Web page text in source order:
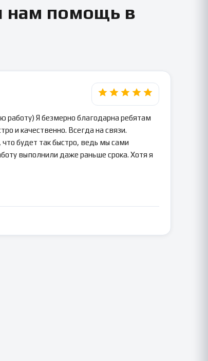
нам помощь в
Я безмерно благодарна ребятам
и качественно. Всегда на связи.
будет так быстро, ведь мы сами
выполнили даже раньше срока. Хотя я